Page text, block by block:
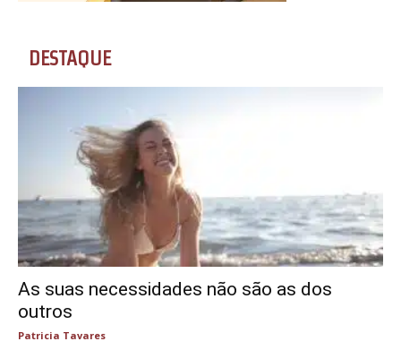
DESTAQUE
As suas necessidades não são as dos
outros
Patricia Tavares